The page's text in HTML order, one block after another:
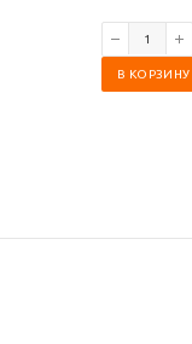
В КОРЗИНУ